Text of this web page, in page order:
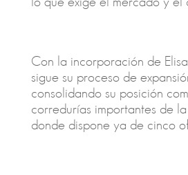
Con la incorporación de
sigue su proceso de
consolidando su posición
corredurías importantes de
donde dispone ya de cinco